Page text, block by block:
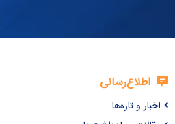
اطلاع‌رسانی
اخبار و تازه‌ها